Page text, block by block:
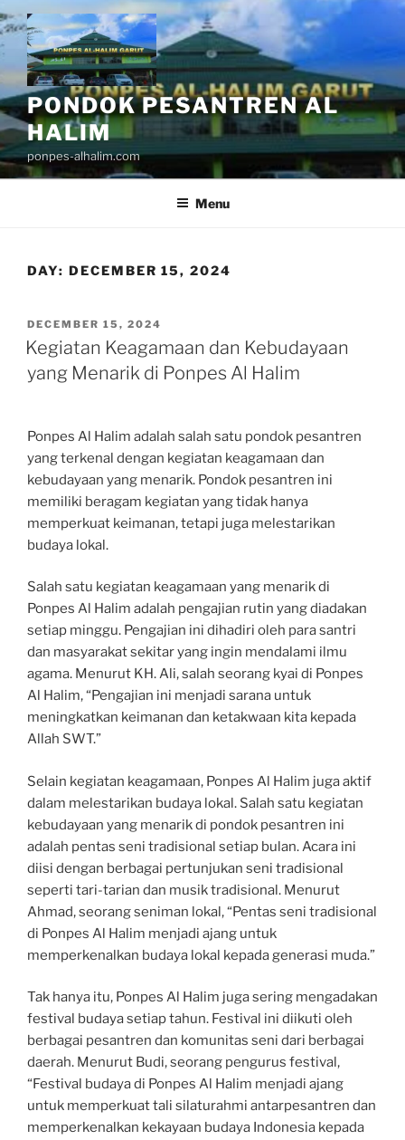
Skip
to
content
PONDOK PESANTREN AL
HALIM
ponpes-alhalim.com
Menu
DAY: DECEMBER 15, 2024
POSTED
ON
DECEMBER 15, 2024
Kegiatan Keagamaan dan Kebudayaan
yang Menarik di Ponpes Al Halim
Ponpes Al Halim adalah salah satu pondok pesantren
yang terkenal dengan kegiatan keagamaan dan
kebudayaan yang menarik. Pondok pesantren ini
memiliki beragam kegiatan yang tidak hanya
memperkuat keimanan, tetapi juga melestarikan
budaya lokal.
Salah satu kegiatan keagamaan yang menarik di
Ponpes Al Halim adalah pengajian rutin yang diadakan
setiap minggu. Pengajian ini dihadiri oleh para santri
dan masyarakat sekitar yang ingin mendalami ilmu
agama. Menurut KH. Ali, salah seorang kyai di Ponpes
Al Halim, “Pengajian ini menjadi sarana untuk
meningkatkan keimanan dan ketakwaan kita kepada
Allah SWT.”
Selain kegiatan keagamaan, Ponpes Al Halim juga aktif
dalam melestarikan budaya lokal. Salah satu kegiatan
kebudayaan yang menarik di pondok pesantren ini
adalah pentas seni tradisional setiap bulan. Acara ini
diisi dengan berbagai pertunjukan seni tradisional
seperti tari-tarian dan musik tradisional. Menurut
Ahmad, seorang seniman lokal, “Pentas seni tradisional
di Ponpes Al Halim menjadi ajang untuk
memperkenalkan budaya lokal kepada generasi muda.”
Tak hanya itu, Ponpes Al Halim juga sering mengadakan
festival budaya setiap tahun. Festival ini diikuti oleh
berbagai pesantren dan komunitas seni dari berbagai
daerah. Menurut Budi, seorang pengurus festival,
“Festival budaya di Ponpes Al Halim menjadi ajang
untuk memperkuat tali silaturahmi antarpesantren dan
memperkenalkan kekayaan budaya Indonesia kepada